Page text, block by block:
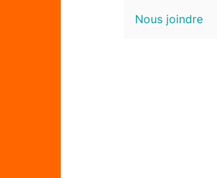
Nous joindre